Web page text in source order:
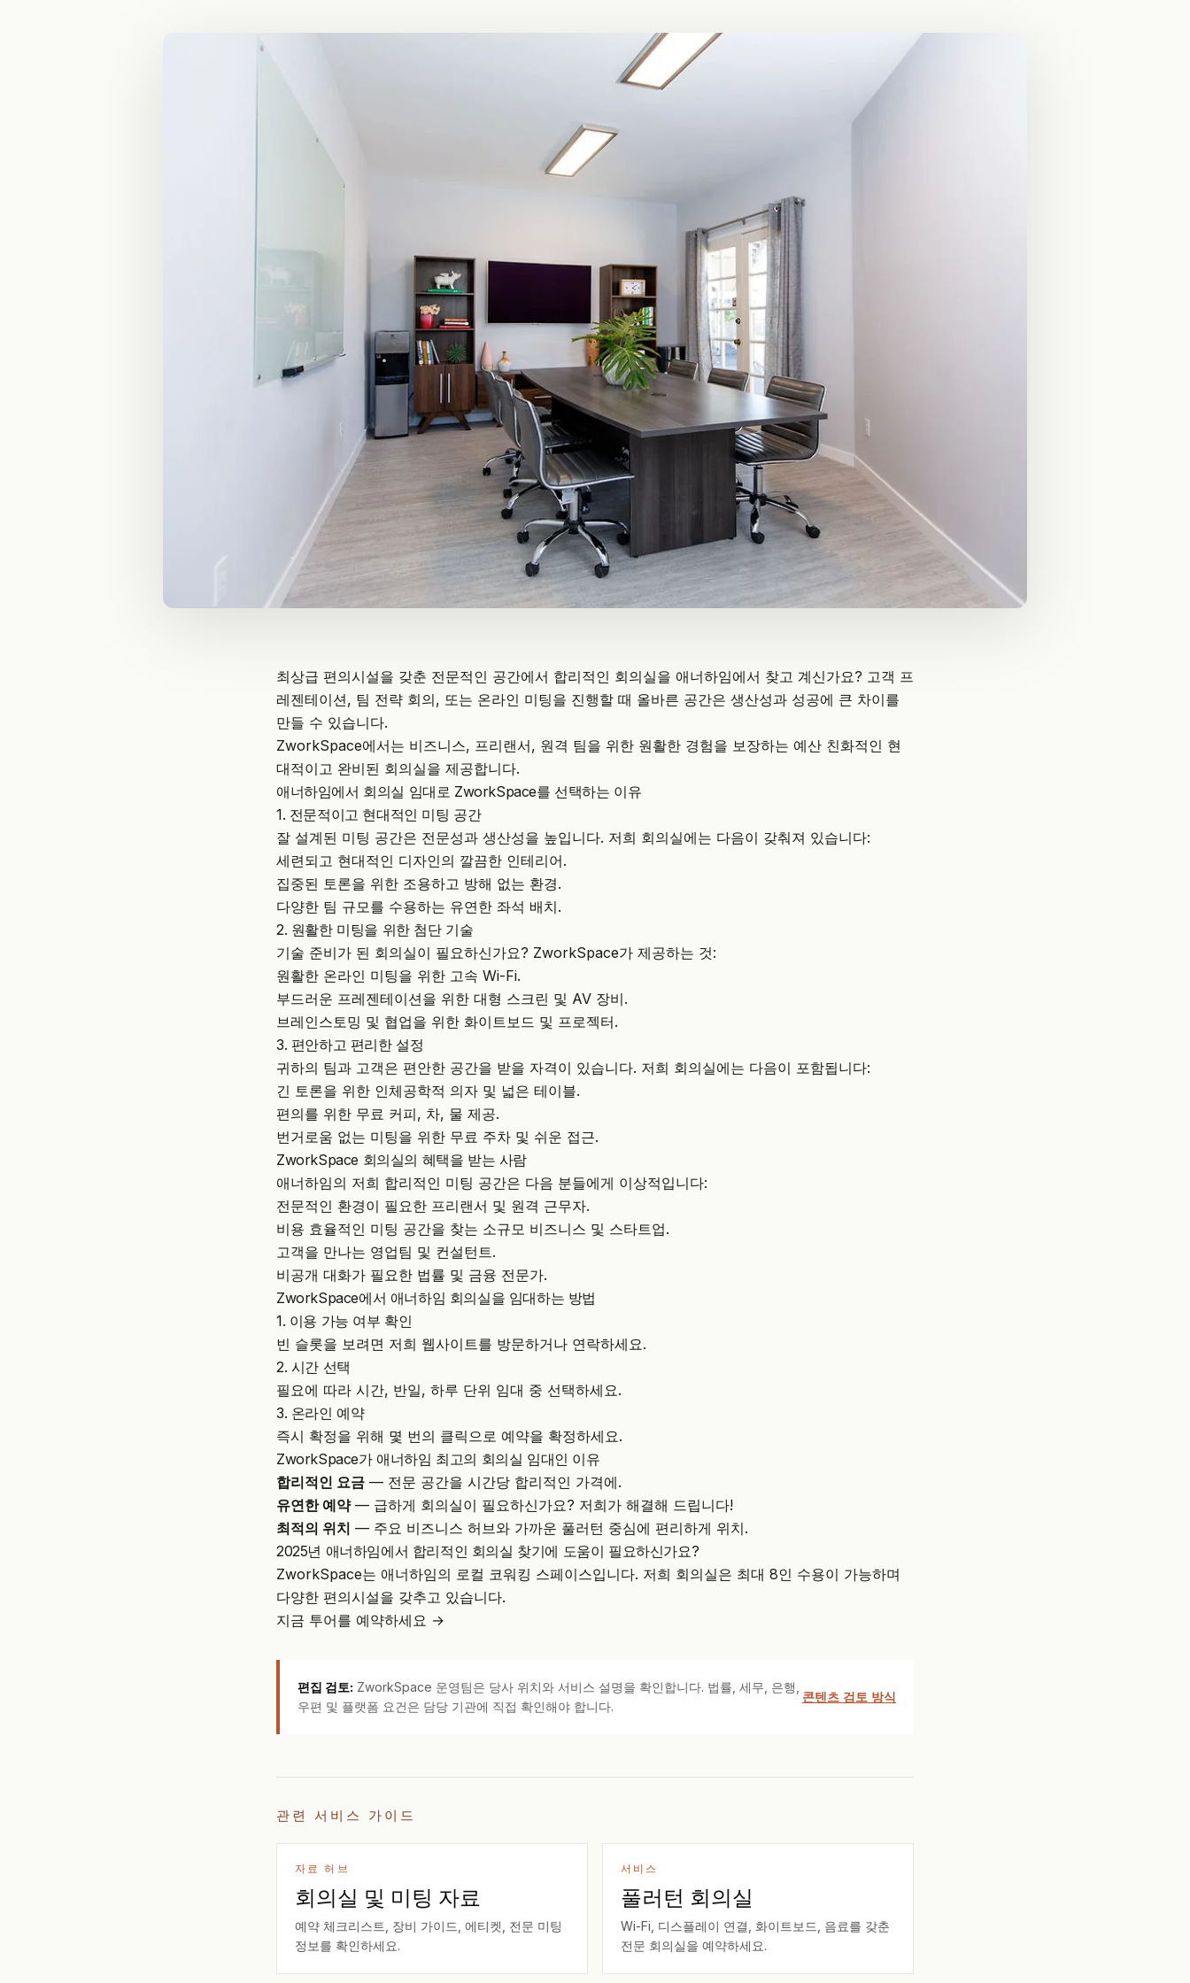
최상급 편의시설을 갖춘 전문적인 공간에서 합리적인 회의실을 애너하임에서 찾고 계신가요? 고객 프
레젠테이션, 팀 전략 회의, 또는 온라인 미팅을 진행할 때 올바른 공간은 생산성과 성공에 큰 차이를
만들 수 있습니다.
ZworkSpace에서는 비즈니스, 프리랜서, 원격 팀을 위한 원활한 경험을 보장하는 예산 친화적인 현
대적이고 완비된 회의실을 제공합니다.
애너하임에서 회의실 임대로 ZworkSpace를 선택하는 이유
1. 전문적이고 현대적인 미팅 공간
잘 설계된 미팅 공간은 전문성과 생산성을 높입니다. 저희 회의실에는 다음이 갖춰져 있습니다:
세련되고 현대적인 디자인의 깔끔한 인테리어.
집중된 토론을 위한 조용하고 방해 없는 환경.
다양한 팀 규모를 수용하는 유연한 좌석 배치.
2. 원활한 미팅을 위한 첨단 기술
기술 준비가 된 회의실이 필요하신가요? ZworkSpace가 제공하는 것:
원활한 온라인 미팅을 위한 고속 Wi-Fi.
부드러운 프레젠테이션을 위한 대형 스크린 및 AV 장비.
브레인스토밍 및 협업을 위한 화이트보드 및 프로젝터.
3. 편안하고 편리한 설정
귀하의 팀과 고객은 편안한 공간을 받을 자격이 있습니다. 저희 회의실에는 다음이 포함됩니다:
긴 토론을 위한 인체공학적 의자 및 넓은 테이블.
편의를 위한 무료 커피, 차, 물 제공.
번거로움 없는 미팅을 위한 무료 주차 및 쉬운 접근.
ZworkSpace 회의실의 혜택을 받는 사람
애너하임의 저희 합리적인 미팅 공간은 다음 분들에게 이상적입니다:
전문적인 환경이 필요한 프리랜서 및 원격 근무자.
비용 효율적인 미팅 공간을 찾는 소규모 비즈니스 및 스타트업.
고객을 만나는 영업팀 및 컨설턴트.
비공개 대화가 필요한 법률 및 금융 전문가.
ZworkSpace에서 애너하임 회의실을 임대하는 방법
1. 이용 가능 여부 확인
빈 슬롯을 보려면 저희 웹사이트를 방문하거나 연락하세요.
2. 시간 선택
필요에 따라 시간, 반일, 하루 단위 임대 중 선택하세요.
3. 온라인 예약
즉시 확정을 위해 몇 번의 클릭으로 예약을 확정하세요.
ZworkSpace가 애너하임 최고의 회의실 임대인 이유
합리적인 요금 — 전문 공간을 시간당 합리적인 가격에.
유연한 예약— 급하게 회의실이 필요하신가요? 저희가 해결해 드립니다!
최적의 위치 — 주요 비즈니스 허브와 가까운 풀러턴 중심에 편리하게 위치.
2025년 애너하임에서 합리적인 회의실 찾기에 도움이 필요하신가요?
ZworkSpace는 애너하임의 로컬 코워킹 스페이스입니다. 저희 회의실은 최대 8인 수용이 가능하며
다양한 편의시설을 갖추고 있습니다.
지금 투어를 예약하세요 →
편집 검토: ZworkSpace 운영팀은 당사 위치와 서비스 설명을 확인합니다. 법률, 세무, 은행,
우편 및 플랫폼 요건은 담당 기관에 직접 확인해야 합니다.
콘텐츠 검토 방식
관련 서비스 가이드
자료 허브
회의실 및 미팅 자료
예약 체크리스트, 장비 가이드, 에티켓, 전문 미팅
정보를 확인하세요.
서비스
풀러턴 회의실
Wi-Fi, 디스플레이 연결, 화이트보드, 음료를 갖춘
전문 회의실을 예약하세요.